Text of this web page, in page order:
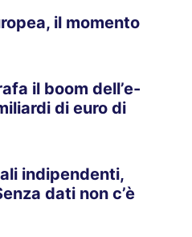
il momento
il boom dell’e-
di euro di
indipendenti,
dati non c’è